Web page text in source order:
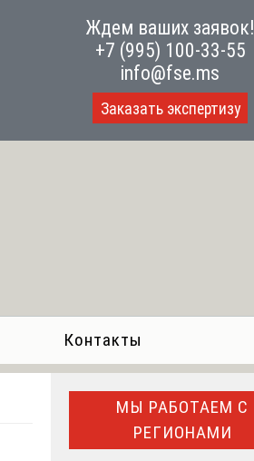
Ждем ваших заявок!
+7 (995) 100-33-55
info@fse.ms
Заказать экспертизу
Контакты
МЫ РАБОТАЕМ С
РЕГИОНАМИ